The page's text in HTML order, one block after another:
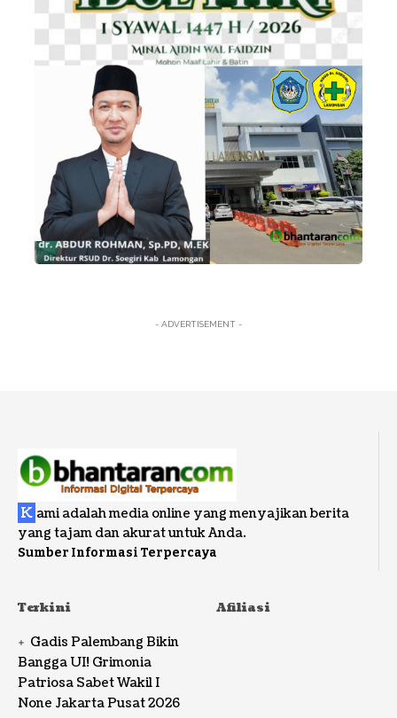
- ADVERTISEMENT -
K ami adalah media online yang menyajikan berita
yang tajam dan akurat untuk Anda.
Sumber Informasi Terpercaya
Terkini
Gadis Palembang Bikin
Bangga UI! Grimonia
Patriosa Sabet Wakil I
None Jakarta Pusat 2026
Afiliasi